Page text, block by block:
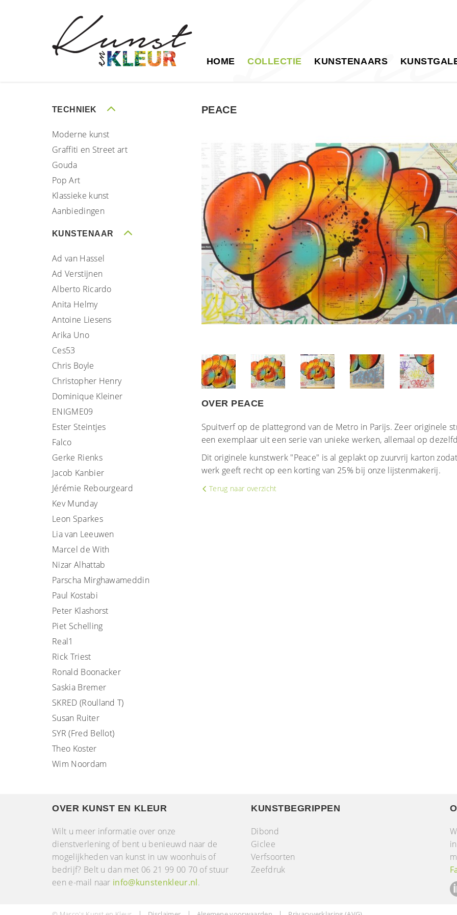
HOME COLLECTIE KUNSTENAARS
TECHNIEK
Moderne kunst
Graffiti en Street art
Gouda
Pop Art
Klassieke kunst
Aanbiedingen
KUNSTENAAR
Ad van Hassel
Ad Verstijnen
Alberto Ricardo
Anita Helmy
Antoine Liesens
Arika Uno
Ces53
Chris Boyle
Christopher Henry
Dominique Kleiner
ENIGME09
Ester Steintjes
Falco
Gerke Rienks
Jacob Kanbier
Jérémie Rebourgeard
Kev Munday
Leon Sparkes
Lia van Leeuwen
Marcel de With
Nizar Alhattab
Parscha Mirghawameddin
Paul Kostabi
Peter Klashorst
Piet Schelling
Real1
Rick Triest
Ronald Boonacker
Saskia Bremer
SKRED (Roulland T)
Susan Ruiter
SYR (Fred Bellot)
Theo Koster
Wim Noordam
PEACE
OVER PEACE
Spuitverf op de plattegrond van de Metro in Parijs. Zeer originele
een exemplaar uit een serie van unieke werken, allemaal op
Dit originele kunstwerk "Peace" is al geplakt op zuurvrij karton
werk geeft recht op een korting van 25% bij onze lijstenmakerij.
Terug naar overzicht
OVER KUNST EN KLEUR
Wilt u meer informatie over onze
dienstverlening of bent u benieuwd naar de
mogelijkheden van kunst in uw woonhuis of
bedrijf? Belt u dan met 06 21 99 00 70 of stuur
een e-mail naar info@kunstenkleur.nl.
KUNSTBEGRIPPEN
Dibond
Giclee
Verfsoorten
Zeefdruk